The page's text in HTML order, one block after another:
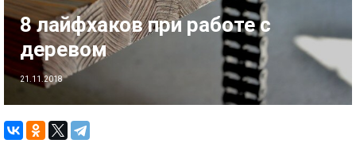
8 лайфхаков при работе с
деревом
21.11.2018